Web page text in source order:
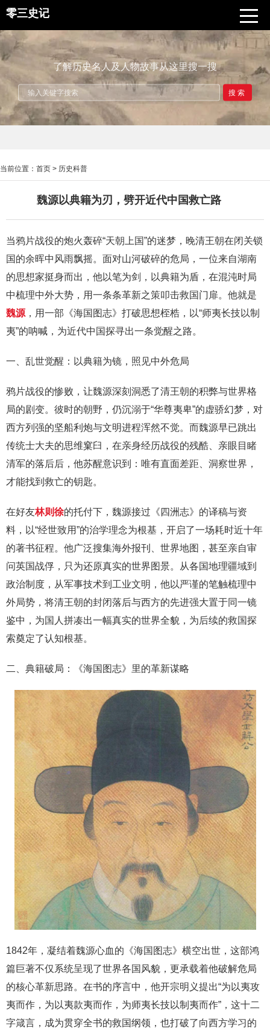
零三史记
了解历史名人及人物故事从这里搜一搜
搜索
当前位置： 首页 > 历史科普
魏源以典籍为刃，劈开近代中国救亡路
当鸦片战役的炮火轰碎“天朝上国”的迷梦，晚清王朝在闭关锁
国的余晖中风雨飘摇。面对山河破碎的危局，一位来自湖南
的思想家挺身而出，他以笔为剑，以典籍为盾，在混沌时局
中梳理中外大势，用一条条革新之策叩击救国门扉。他就是
魏源 ，用一部《海国图志》打破思想桎梏，以“师夷长技以制
夷”的呐喊，为近代中国探寻出一条觉醒之路。
一、乱世觉醒：以典籍为镜，照见中外危局
鸦片战役的惨败，让魏源深刻洞悉了清王朝的积弊与世界格
局的剧变。彼时的朝野，仍沉溺于“华尊夷卑”的虚骄幻梦，对
西方列强的坚船利炮与文明进程浑然不觉。而魏源早已跳出
传统士大夫的思维窠臼，在亲身经历战役的残酷、亲眼目睹
清军的落后后，他苏醒意识到：唯有直面差距、洞察世界，
才能找到救亡的钥匙。
在好友林则徐的托付下，魏源接过《四洲志》的译稿与资
料，以“经世致用”的治学理念为根基，开启了一场耗时近十年
的著书征程。他广泛搜集海外报刊、世界地图，甚至亲自审
问英国战俘，只为还原真实的世界图景。从各国地理疆域到
政治制度，从军事技术到工业文明，他以严谨的笔触梳理中
外局势，将清王朝的封闭落后与西方的先进强大置于同一镜
鉴中，为国人拼凑出一幅真实的世界全貌，为后续的救国探
索奠定了认知根基。
二、典籍破局：《海国图志》里的革新谋略
1842年，凝结着魏源心血的《海国图志》横空出世，这部鸿
篇巨著不仅系统呈现了世界各国风貌，更承载着他破解危局
的核心革新思路。在书的序言中，他开宗明义提出“为以夷攻
夷而作，为以夷款夷而作，为师夷长技以制夷而作”，这十二
字箴言，成为贯穿全书的救国纲领，也打破了向西方学习的